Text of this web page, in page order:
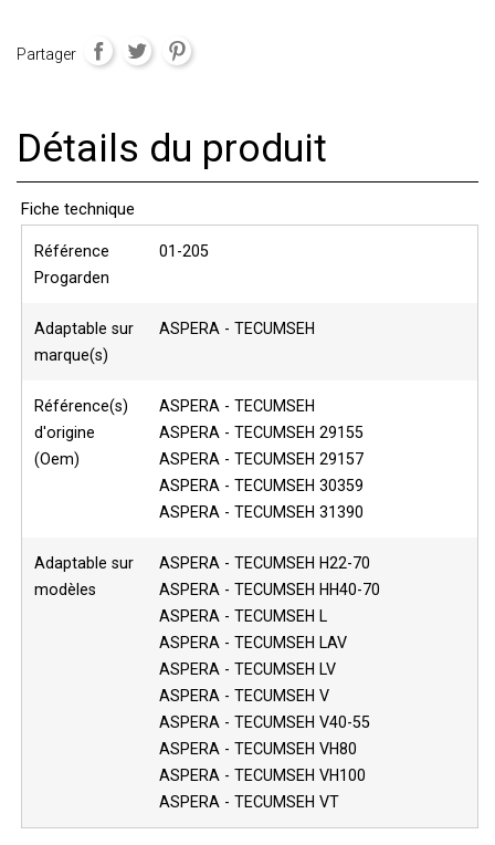
Partager
Détails du produit
Fiche technique
Référence
Progarden
01-205
Adaptable sur
marque(s)
ASPERA - TECUMSEH
Référence(s)
d'origine
(Oem)
ASPERA - TECUMSEH
ASPERA - TECUMSEH 29155
ASPERA - TECUMSEH 29157
ASPERA - TECUMSEH 30359
ASPERA - TECUMSEH 31390
Adaptable sur
modèles
ASPERA - TECUMSEH H22-70
ASPERA - TECUMSEH HH40-70
ASPERA - TECUMSEH L
ASPERA - TECUMSEH LAV
ASPERA - TECUMSEH LV
ASPERA - TECUMSEH V
ASPERA - TECUMSEH V40-55
ASPERA - TECUMSEH VH80
ASPERA - TECUMSEH VH100
ASPERA - TECUMSEH VT